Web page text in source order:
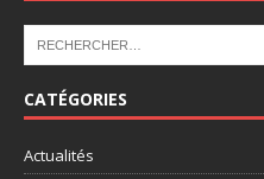
CATÉGORIES
Actualités